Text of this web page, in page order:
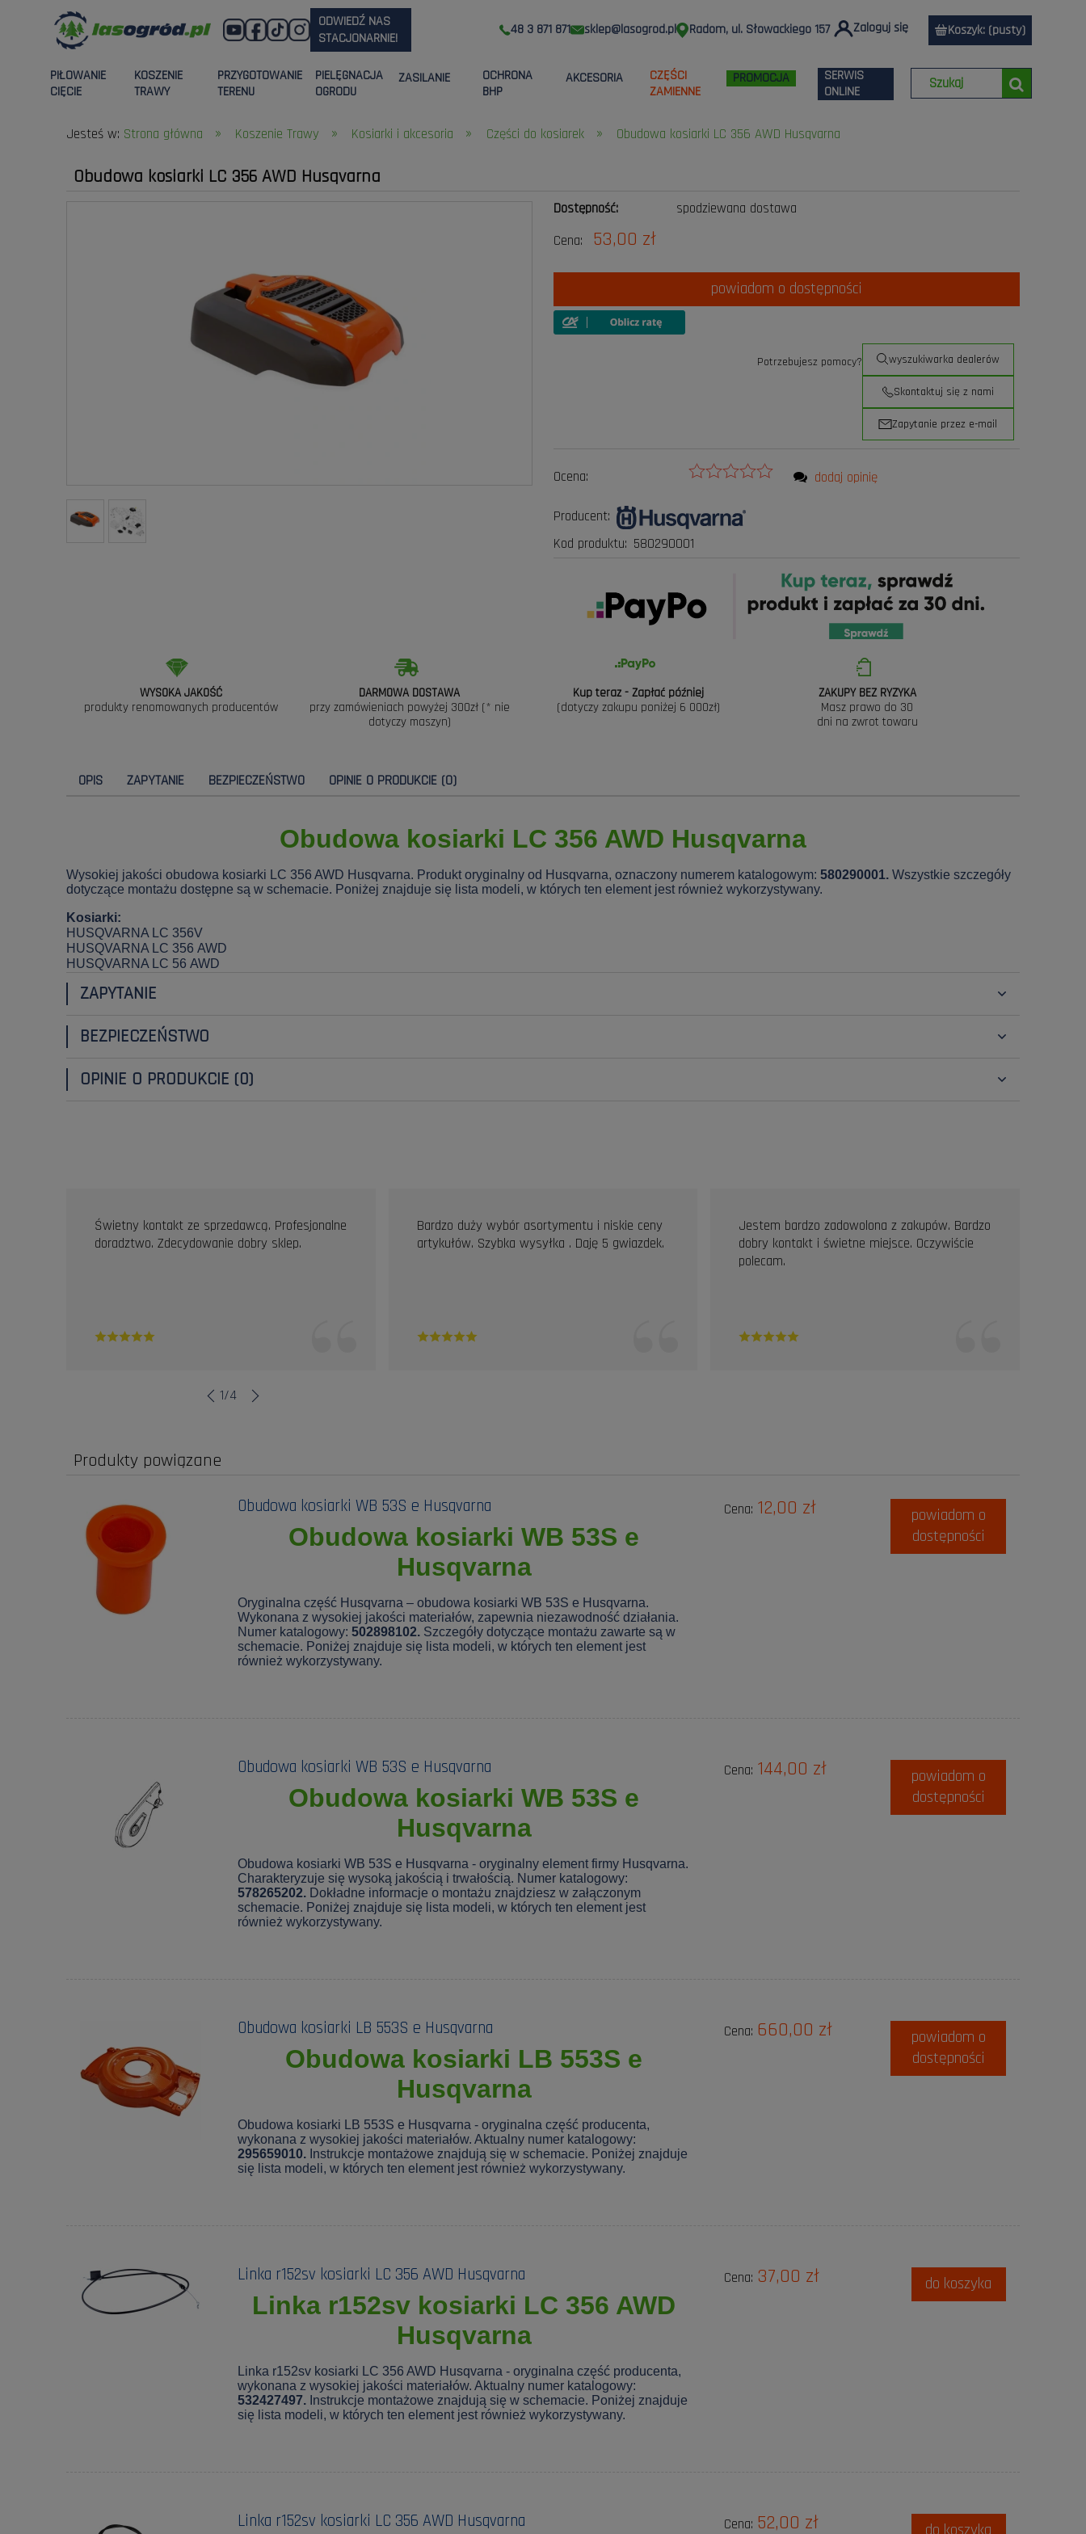
48 3 871 871 sklep@lasogrod.pl Radom, ul. Słowackiego 157 Zaloguj się Koszyk: (pusty)
ODWIEDŹ NAS
STACJONARNIE!
PIŁOWANIE
CIĘCIE
KOSZENIE
TRAWY
PRZYGOTOWANIE
TERENU
PIELĘGNACJA
OGRODU
ZASILANIE
OCHRONA
BHP
AKCESORIA
CZĘŚCI
ZAMIENNE
PROMOCJA
SERWIS
ONLINE
Jesteś w: Strona główna » Koszenie Trawy » Kosiarki i akcesoria » Części do kosiarek » Obudowa kosiarki LC 356 AWD Husqvarna
Obudowa kosiarki LC 356 AWD Husqvarna
Dostępność:
spodziewana dostawa
Cena:
53,00 zł
powiadom o dostępności
Potrzebujesz pomocy? wyszukiwarka dealerów
Skontaktuj się z nami
Zapytanie przez e-mail
Ocena:
Producent:
Kod produktu: 580290001
dodaj opinię
WYSOKA JAKOŚĆ
produkty renomowanych producentów
DARMOWA DOSTAWA
przy zamówieniach powyżej 300zł (* nie
dotyczy maszyn)
Kup teraz - Zapłać później
(dotyczy zakupu poniżej 6 000zł)
ZAKUPY BEZ RYZYKA
Masz prawo do 30
dni na zwrot towaru
OPIS ZAPYTANIE BEZPIECZEŃSTWO OPINIE O PRODUKCIE (0)
Obudowa kosiarki LC 356 AWD Husqvarna
Wysokiej jakości obudowa kosiarki LC 356 AWD Husqvarna. Produkt oryginalny od Husqvarna, oznaczony numerem katalogowym: 580290001. Wszystkie szczegóły
dotyczące montażu dostępne są w schemacie. Poniżej znajduje się lista modeli, w których ten element jest również wykorzystywany.
Kosiarki:
HUSQVARNA LC 356V
HUSQVARNA LC 356 AWD
HUSQVARNA LC 56 AWD
ZAPYTANIE
BEZPIECZEŃSTWO
OPINIE O PRODUKCIE (0)
Świetny kontakt ze sprzedawcą. Profesjonalne
doradztwo. Zdecydowanie dobry sklep.
Bardzo duży wybór asortymentu i niskie ceny
artykułów. Szybka wysyłka . Daję 5 gwiazdek.
Jestem bardzo zadowolona z zakupów. Bardzo
dobry kontakt i świetne miejsce. Oczywiście
polecam.
1/4
Produkty powiązane
Obudowa kosiarki WB 53S e Husqvarna
Obudowa kosiarki WB 53S e
Husqvarna
Oryginalna część Husqvarna – obudowa kosiarki WB 53S e Husqvarna.
Wykonana z wysokiej jakości materiałów, zapewnia niezawodność działania.
Numer katalogowy:502898102. Szczegóły dotyczące montażu zawarte są w
schemacie. Poniżej znajduje się lista modeli, w których ten element jest
również wykorzystywany.
Cena: 12,00 zł
powiadom o
dostępności
Obudowa kosiarki WB 53S e Husqvarna
Obudowa kosiarki WB 53S e
Husqvarna
Obudowa kosiarki WB 53S e Husqvarna - oryginalny element firmy Husqvarna.
Charakteryzuje się wysoką jakością i trwałością. Numer katalogowy:
578265202. Dokładne informacje o montażu znajdziesz w załączonym
schemacie. Poniżej znajduje się lista modeli, w których ten element jest
również wykorzystywany.
Cena: 144,00 zł
powiadom o
dostępności
Obudowa kosiarki LB 553S e Husqvarna
Obudowa kosiarki LB 553S e
Husqvarna
Obudowa kosiarki LB 553S e Husqvarna - oryginalna część producenta,
wykonana z wysokiej jakości materiałów. Aktualny numer katalogowy:
295659010. Instrukcje montażowe znajdują się w schemacie. Poniżej znajduje
się lista modeli, w których ten element jest również wykorzystywany.
Cena: 660,00 zł
powiadom o
dostępności
Linka r152sv kosiarki LC 356 AWD Husqvarna
Linka r152sv kosiarki LC 356 AWD
Husqvarna
Linka r152sv kosiarki LC 356 AWD Husqvarna - oryginalna część producenta,
wykonana z wysokiej jakości materiałów. Aktualny numer katalogowy:
532427497. Instrukcje montażowe znajdują się w schemacie. Poniżej znajduje
się lista modeli, w których ten element jest również wykorzystywany.
Cena: 37,00 zł do koszyka
Linka r152sv kosiarki LC 356 AWD Husqvarna Cena: 52,00 zł